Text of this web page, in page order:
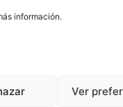
información.
Ver